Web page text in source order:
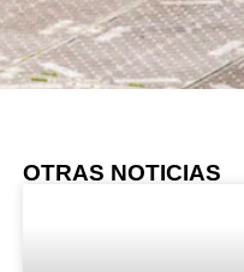
OTRAS NOTICIAS